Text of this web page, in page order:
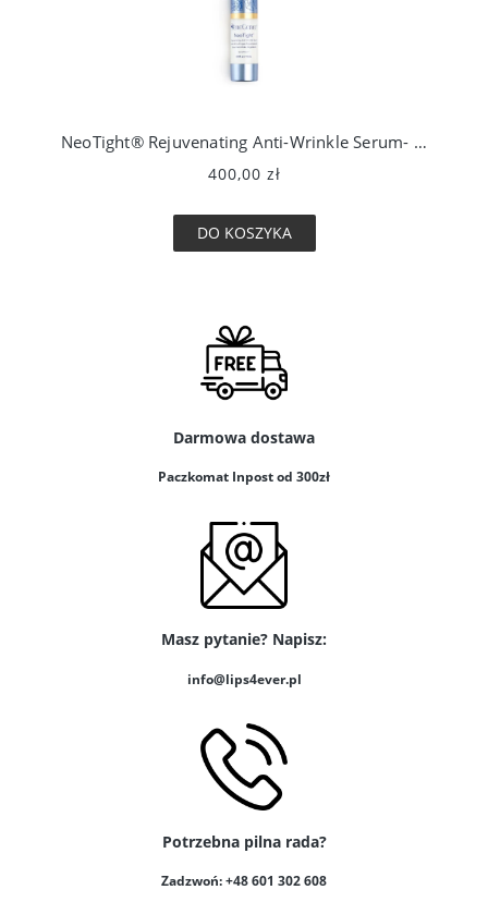
NeoTight® Rejuvenating Anti-Wrinkle Serum- Odmładzające Serum przeciwzmarszczkowe
400,00 zł
DO KOSZYKA
Darmowa dostawa
Paczkomat Inpost od 300zł
Masz pytanie? Napisz:
info@lips4ever.pl
Potrzebna pilna rada?
Zadzwoń: +48 601 302 608